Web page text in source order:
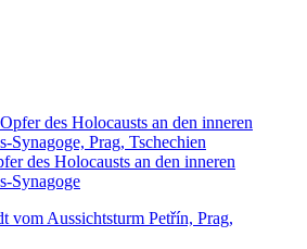
des Holocausts an den inneren
Synagoge